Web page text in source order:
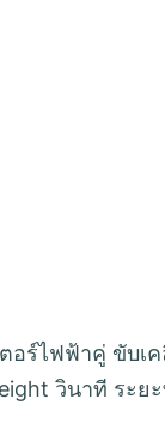
ตอร์ไฟฟ้าคู่ ขับเ
วินาที ระย